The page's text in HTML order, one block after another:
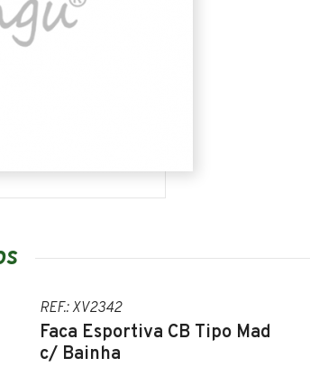
REF.: XV2342
Faca Esportiva CB Tipo Mad
c/ Bainha